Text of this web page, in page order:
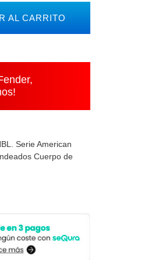
AL CARRITO
Serie American
Cuerpo de